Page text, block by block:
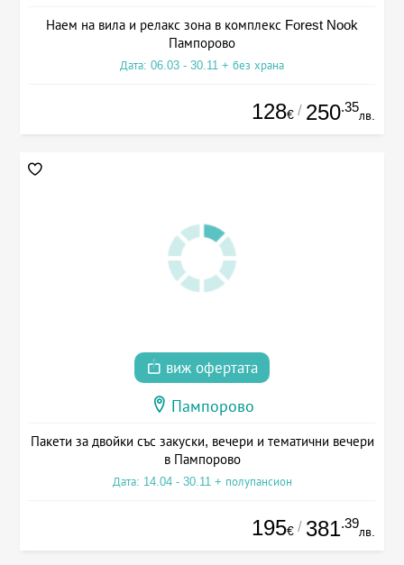
Наем на вила и релакс зона в комплекс Forest Nook
Пампорово
Дата: 06.03 - 30.11 + без храна
128€ / 250.35
лв.
виж офертата
Пампорово
Пакети за двойки със закуски, вечери и тематични вечери
в Пампорово
Дата: 14.04 - 30.11 + полупансион
195€ / 381.39
лв.